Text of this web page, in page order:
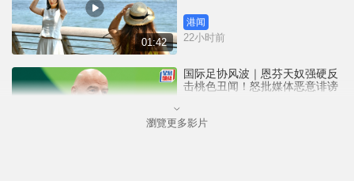
01:42
港闻
22小时前
国际足协风波｜恩芬天奴强硬反
击桃色丑闻！怒批媒体恶意诽谤
体育
瀏覽更多影片